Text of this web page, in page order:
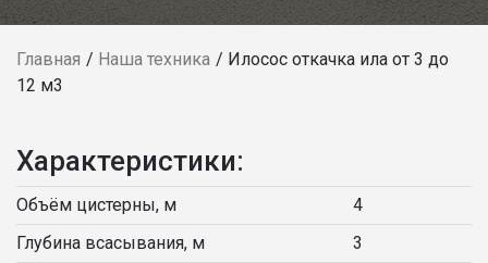
Главная Наша техника
Илосос откачка ила от 3 до
12 м3
Характеристики:
Объём цистерны, м
4
Глубина всасывания, м
3